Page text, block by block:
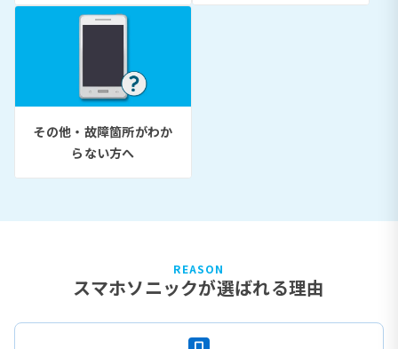
その他・故障箇所がわか
らない方へ
REASON
スマホソニックが選ばれる理由